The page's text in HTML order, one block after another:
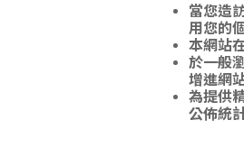
當您造
用您的
本網站
於一般
增進網
為提供
公佈統